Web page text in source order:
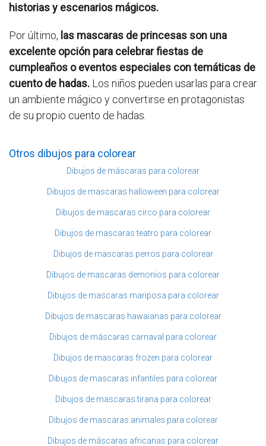
historias y escenarios mágicos.
Por último, las mascaras de princesas son una
excelente opción para celebrar fiestas de
cumpleaños o eventos especiales con temáticas de
cuento de hadas. Los niños pueden usarlas para crear
un ambiente mágico y convertirse en protagonistas
de su propio cuento de hadas.
Otros dibujos para colorear
Dibujos de máscaras para colorear
Dibujos de mascaras halloween para colorear
Dibujos de mascaras circo para colorear
Dibujos de mascaras teatro para colorear
Dibujos de mascaras perros para colorear
Dibujos de mascaras demonios para colorear
Dibujos de mascaras mariposa para colorear
Dibujos de mascaras hawaianas para colorear
Dibujos de máscaras carnaval para colorear
Dibujos de mascaras frozen para colorear
Dibujos de mascaras infantiles para colorear
Dibujos de mascaras tirana para colorear
Dibujos de mascaras animales para colorear
Dibujos de máscaras africanas para colorear